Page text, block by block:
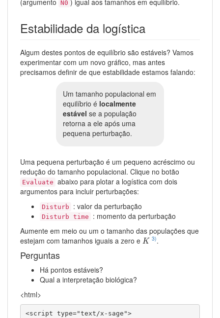
N0
Estabilidade da logística
Algum destes pontos de equilíbrio são estáveis? Vamos
experimentar com um novo gráfico, mas antes
precisamos definir de que estabilidade estamos falando:
Um tamanho populacional em
equilíbrio é localmente
estável se a população
retorna a ele após uma
pequena perturbação.
Uma pequena perturbação é um pequeno acréscimo ou
redução do tamanho populacional. Clique no botão
Evaluate abaixo para plotar a logística com dois
argumentos para incluir perturbações:
Disturb : valor da perturbação
Disturb time
: momento da perturbação
Aumente em meio ou um o tamanho das populações que
estejam com tamanhos iguais a zero e K
K 3).
Perguntas
Há pontos estáveis?
Qual a interpretação biológica?
<html>
<script type="text/x-sage">